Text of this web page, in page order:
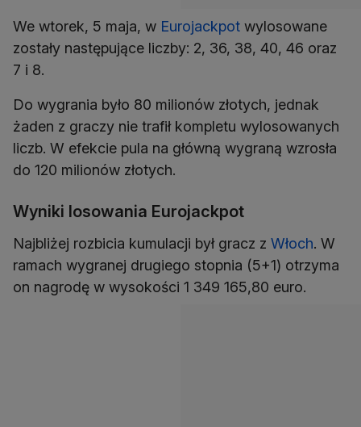
We wtorek, 5 maja, w Eurojackpot wylosowane
zostały następujące liczby: 2, 36, 38, 40, 46 oraz
7 i 8.
Do wygrania było 80 milionów złotych, jednak
żaden z graczy nie trafił kompletu wylosowanych
liczb. W efekcie pula na główną wygraną wzrosła
do 120 milionów złotych.
Wyniki losowania Eurojackpot
Najbliżej rozbicia kumulacji był gracz z Włoch. W
ramach wygranej drugiego stopnia (5+1) otrzyma
on nagrodę w wysokości 1 349 165,80 euro.